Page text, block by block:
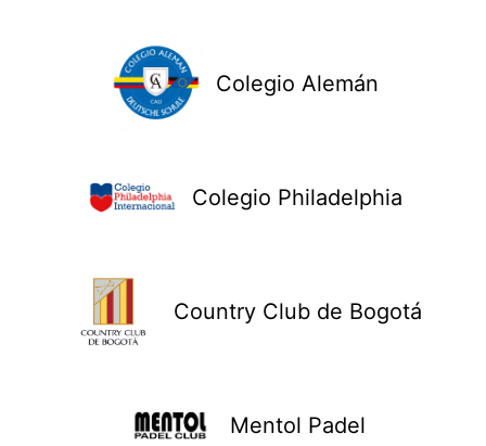
Colegio Alemán
Colegio Philadelphia
Country Club de Bogotá
Mentol Padel